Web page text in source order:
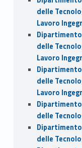
delle
Lavoro
delle
Lavoro
delle
Lavoro
delle
delle